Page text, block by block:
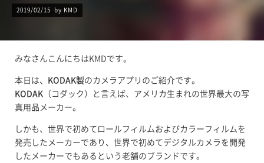
2019/02/15 by KMD
みなさんこんにちはKMDです。
本日は、 KODAK製のカメラアプリのご紹介です。
KODAK （コダック）と言えば、アメリカ生まれの世界最大の写
真用品メーカー。
しかも、世界で初めてロールフィルムおよびカラーフィルムを
発売したメーカーであり、世界で初めてデジタルカメラを開発
したメーカーでもあるという老舗のブランドです。